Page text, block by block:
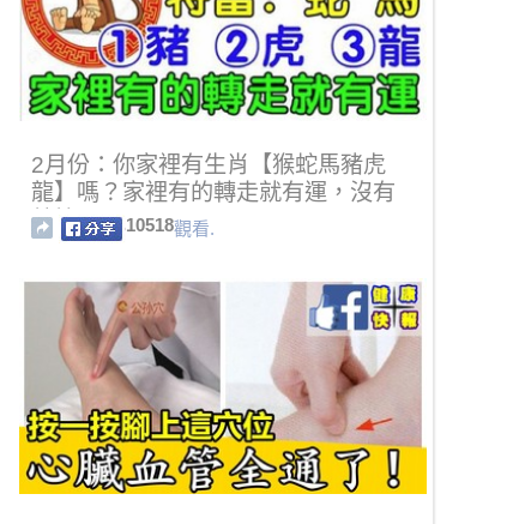
2月份：你家裡有生肖【猴蛇馬豬虎
龍】嗎？家裡有的轉走就有運，沒有
就算了。 10518觀看.